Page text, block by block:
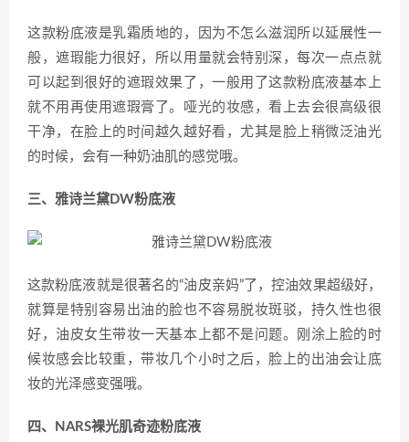
这款粉底液是乳霜质地的，因为不怎么滋润所以延展性一
般，遮瑕能力很好，所以用量就会特别深，每次一点点就
可以起到很好的遮瑕效果了，一般用了这款粉底液基本上
就不用再使用遮瑕膏了。哑光的妆感，看上去会很高级很
干净，在脸上的时间越久越好看，尤其是脸上稍微泛油光
的时候，会有一种奶油肌的感觉哦。
三、雅诗兰黛DW粉底液
这款粉底液就是很著名的“油皮亲妈”了，控油效果超级好，
就算是特别容易出油的脸也不容易脱妆斑驳，持久性也很
好，油皮女生带妆一天基本上都不是问题。刚涂上脸的时
候妆感会比较重，带妆几个小时之后，脸上的出油会让底
妆的光泽感变强哦。
四、NARS裸光肌奇迹粉底液